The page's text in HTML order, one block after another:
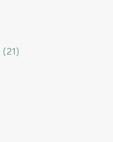
(21)